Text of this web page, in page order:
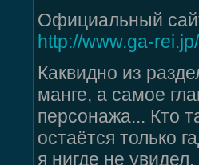
Официальный
http://www.ga-rei.jp/
Каквидно из
манге, а самое
персонажа... Кто
остаётся только
я нигде не